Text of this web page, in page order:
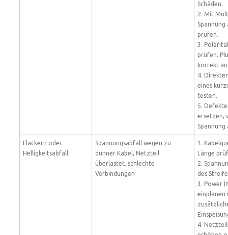
Schäden.
2. Mit
prüfen.
3.
prüfen.
korrekt
4.
eines
testen.
5.
ersetzen,
Spannung
Flackern oder
Helligkeitsabfall
Spannungsabfall wegen zu
dünner Kabel, Netzteil
überlastet, schlechte
Verbindungen
1.
Länge
2.
des
3. Power
einplanen
4.